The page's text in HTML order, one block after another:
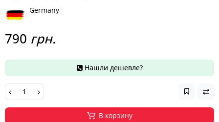
Germany
790 грн.
Нашли дешевле?
В корзину